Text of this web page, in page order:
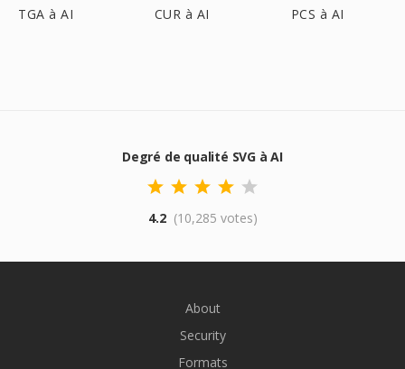
TGA à AI CUR à AI PCS à AI
Degré de qualité SVG à AI
4.2 (10,285 votes)
About
Security
Formats